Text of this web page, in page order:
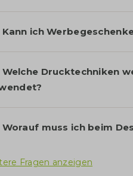
Kann ich
Welche Drucktechniken
Worauf muss ich beim
Fragen anzeigen